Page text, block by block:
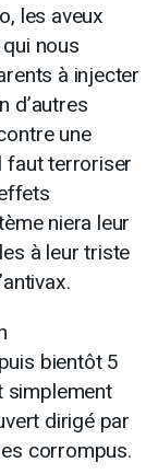
les aveux
nous
à injecter
d’autres
une
faut terroriser
niera leur
à leur triste
bientôt 5
simplement
dirigé par
corrompus.